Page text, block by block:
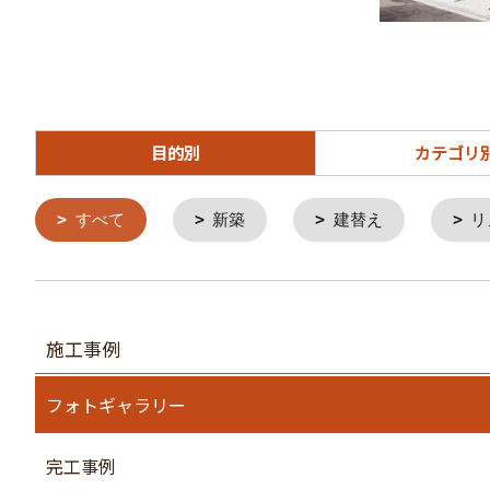
目的別 カテゴリ
すべて 新築 建替え
施工事例
フォトギャラリー
完工事例